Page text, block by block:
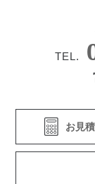
TEL.
お見